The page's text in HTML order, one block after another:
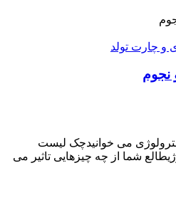
و چارت تولد
نجوم
می خوانیدچک لیست
شما از چه چیزهایی تاثیر می